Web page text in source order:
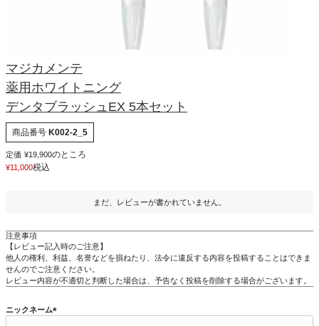
マジカメンテ
薬用ホワイトニング
デンタブラッシュEX 5本セット
商品番号 K002-2_5
定価 ¥19,900のところ
¥11,000税込
まだ、レビューが書かれていません。
注意事項
【レビュー記入時のご注意】
他人の権利、利益、名誉などを損ねたり、法令に違反する内容を投稿することはできま
せんのでご注意ください。
レビュー内容が不適切と判断した場合は、予告なく投稿を削除する場合がございます。
ニックネーム